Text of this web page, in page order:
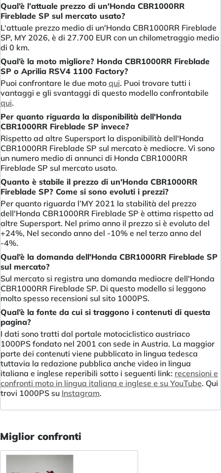
Qual’è l’attuale prezzo di un'Honda CBR1000RR
Fireblade SP sul mercato usato?
L‘attuale prezzo medio di un'Honda CBR1000RR Fireblade
SP, MY 2026, è di 27.700 EUR con un chilometraggio medio
di 0 km.
Qual’è la moto migliore? Honda CBR1000RR Fireblade
SP o Aprilia RSV4 1100 Factory?
Puoi confrontare le due moto qui. Puoi trovare tutti i
vantaggi e gli svantaggi di questo modello confrontabile
qui.
Per quanto riguarda la disponibilità dell'Honda
CBR1000RR Fireblade SP invece?
Rispetto ad altre Supersport la disponibilità dell'Honda
CBR1000RR Fireblade SP sul mercato è mediocre. Vi sono
un numero medio di annunci di Honda CBR1000RR
Fireblade SP sul mercato usato.
Quanto è stabile il prezzo di un'Honda CBR1000RR
Fireblade SP? Come si sono evoluti i prezzi?
Per quanto riguarda l’MY 2021 la stabilità del prezzo
dell'Honda CBR1000RR Fireblade SP è ottima rispetto ad
altre Supersport. Nel primo anno il prezzo si è evoluto del
+24%, Nel secondo anno del -10% e nel terzo anno del
-4%.
Qual’è la domanda dell'Honda CBR1000RR Fireblade SP
sul mercato?
Sul mercato si registra una domanda mediocre dell'Honda
CBR1000RR Fireblade SP. Di questo modello si leggono
molto spesso recensioni sul sito 1000PS.
Qual’è la fonte da cui si traggono i contenuti di questa
pagina?
I dati sono tratti dal portale motociclistico austriaco
1000PS fondato nel 2001 con sede in Austria. La maggior
parte dei contenuti viene pubblicato in lingua tedesca
tuttavia la redazione pubblica anche video in lingua
italiana e inglese reperibili sotto i seguenti link: recensioni e
confronti moto in lingua italiana e inglese e su YouTube. Qui
trovi 1000PS su Instagram.
Miglior confronti